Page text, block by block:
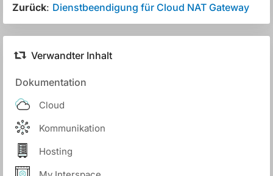
Zurück: Dienstbeendigung für Cloud NAT Gateway
Verwandter Inhalt
Dokumentation
Cloud
Kommunikation
Hosting